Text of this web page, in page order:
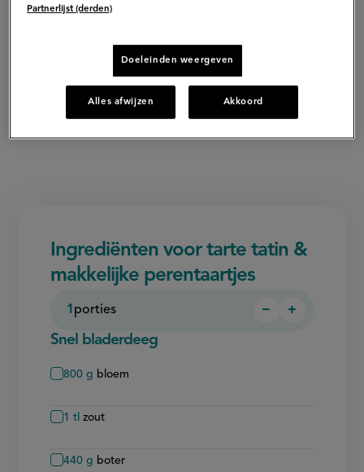
Ingrediënten voor tarte tatin &
makkelijke perentaartjes
1 porties
Persoon
−
Persoon
+
Snel bladerdeeg
800 g bloem
1 tl zout
440 g boter
Partnerlijst (derden)
Doeleinden weergeven
Alles afwijzen Akkoord